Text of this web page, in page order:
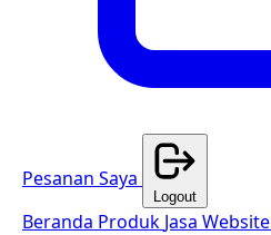
Pesanan Saya
Logout
Beranda Produk Jasa Website